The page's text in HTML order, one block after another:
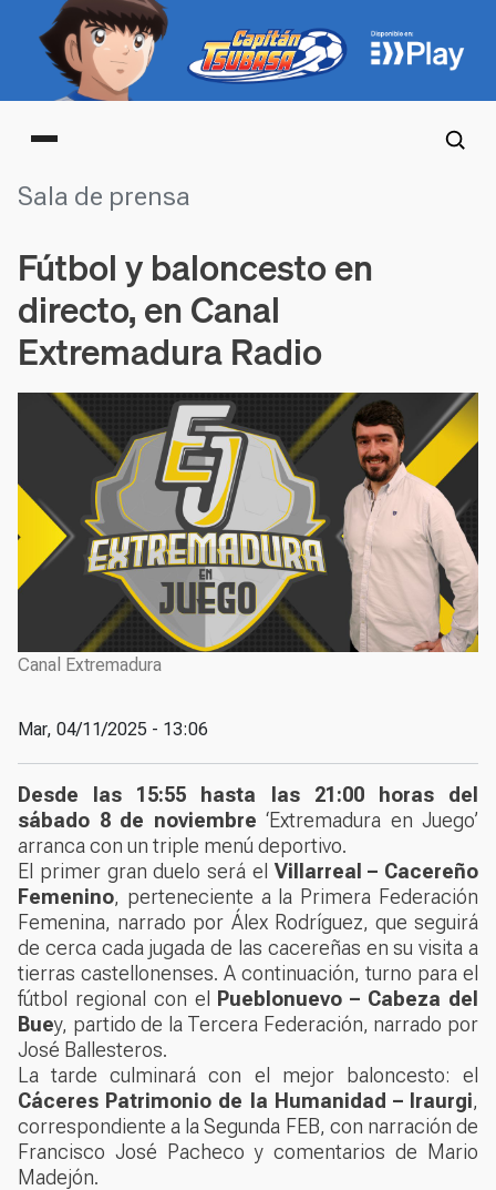
Main menu
Sala de prensa
Fútbol y baloncesto en
directo, en Canal
Extremadura Radio
Canal Extremadura
Mar, 04/11/2025 - 13:06
Desde las 15:55 hasta las 21:00 horas del
sábado 8 de noviembre ‘Extremadura en Juego’
arranca con un triple menú deportivo.
El primer gran duelo será el Villarreal – Cacereño
Femenino, perteneciente a la Primera Federación
Femenina, narrado por Álex Rodríguez, que seguirá
de cerca cada jugada de las cacereñas en su visita a
tierras castellonenses. A continuación, turno para el
fútbol regional con el Pueblonuevo – Cabeza del
Buey, partido de la Tercera Federación, narrado por
José Ballesteros.
La tarde culminará con el mejor baloncesto: el
Cáceres Patrimonio de la Humanidad – Iraurgi,
correspondiente a la Segunda FEB, con narración de
Francisco José Pacheco y comentarios de Mario
Madejón.